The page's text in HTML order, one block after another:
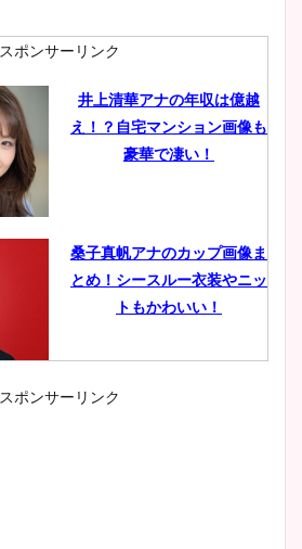
スポンサーリンク
井上清華アナの年収は億越
え！？自宅マンション画像も
豪華で凄い！
桑子真帆アナのカップ画像ま
とめ！シースルー衣装やニッ
トもかわいい！
小室瑛莉子のカップ画像まと
スポンサーリンク